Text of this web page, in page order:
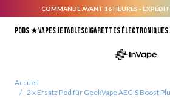
COMMANDE AVANT 16 HEURES -
Pods ★Vapes jetablesCigarettes électroniques
Accueil
/ 2 x Ersatz Pod für GeekVape AEGIS Boost